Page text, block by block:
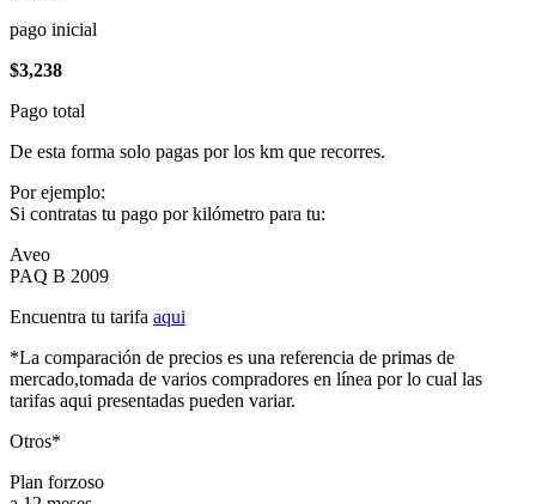
pago inicial
$3,238
Pago total
De esta forma solo pagas por los km que recorres.
Por ejemplo:
Si contratas tu pago por kilómetro para tu:
Aveo
PAQ B 2009
Encuentra tu tarifa aqui
*La comparación de precios es una referencia de primas de
mercado,tomada de varios compradores en línea por lo cual las
tarifas aqui presentadas pueden variar.
Otros*
Plan forzoso